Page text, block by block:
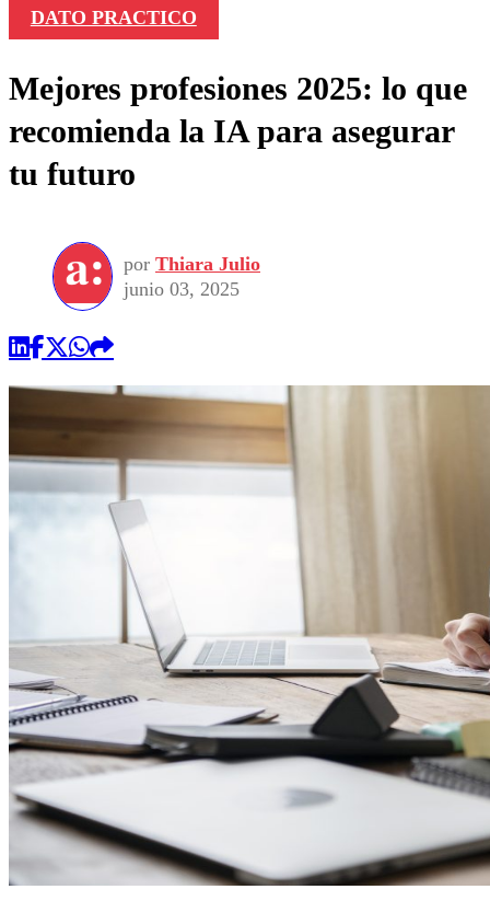
DATO PRACTICO
Mejores profesiones 2025: lo que
recomienda la IA para asegurar
tu futuro
por Thiara Julio
junio 03, 2025